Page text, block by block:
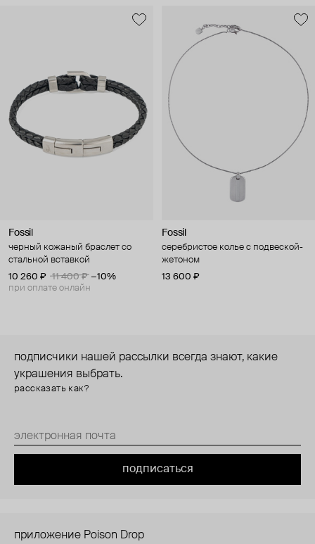
Fossil
черный кожаный браслет со
стальной вставкой
10 260 ₽
11 400 ₽ −10%
при оплате онлайн
Fossil
серебристое колье с подвеской-
жетоном
13 600 ₽
подписчики нашей рассылки всегда знают, какие
украшения выбрать.
рассказать как?
подписаться
приложение Poison Drop